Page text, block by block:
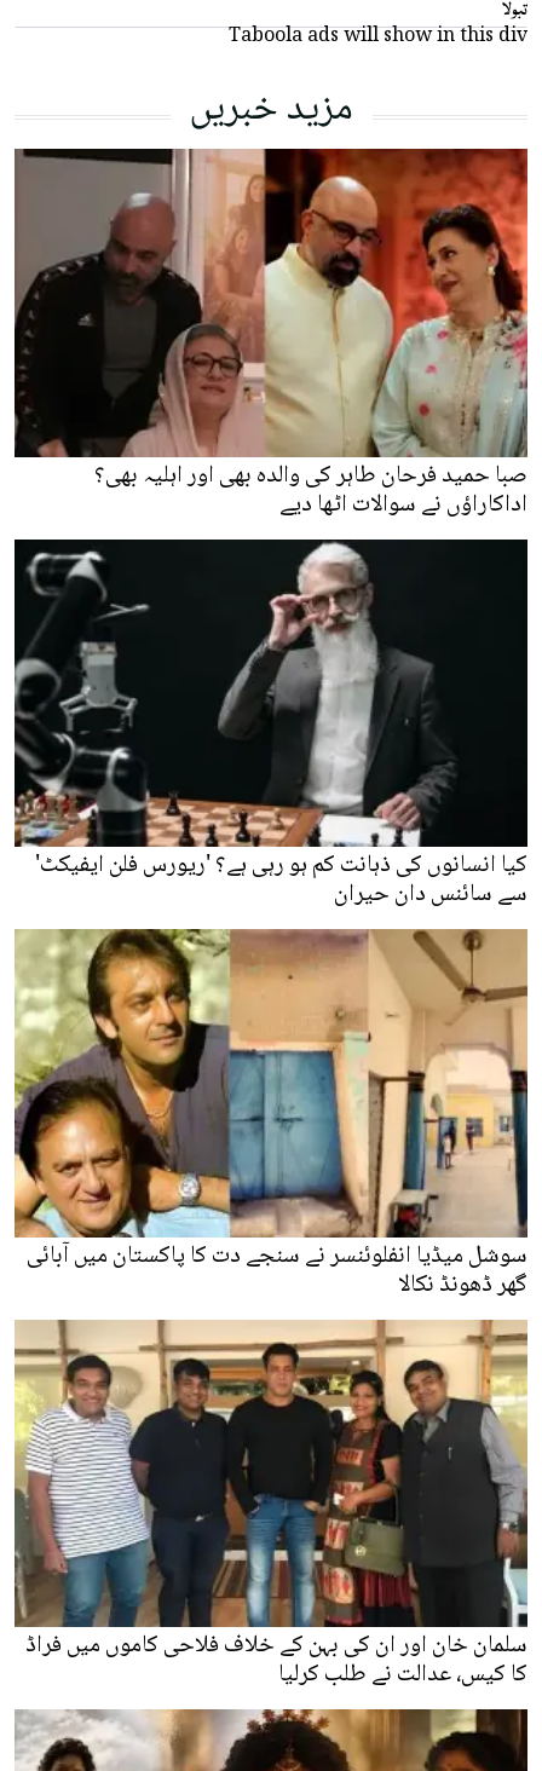
تبولا
Taboola ads will show in this div
مزید خبریں
صبا حمید فرحان طاہر کی والدہ بھی اور اہلیہ بھی؟
اداکاراؤں نے سوالات اٹھا دیے
کیا انسانوں کی ذہانت کم ہو رہی ہے؟ 'ریورس فلن ایفیکٹ'
سے سائنس دان حیران
سوشل میڈیا انفلوئنسر نے سنجے دت کا پاکستان میں آبائی
گھر ڈھونڈ نکالا
سلمان خان اور ان کی بہن کے خلاف فلاحی کاموں میں فراڈ
کا کیس، عدالت نے طلب کرلیا